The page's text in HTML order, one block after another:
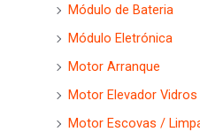
Módulo de Bateria
Módulo Eletrónica
Motor Arranque
Motor Elevador Vidros
Motor Escovas /